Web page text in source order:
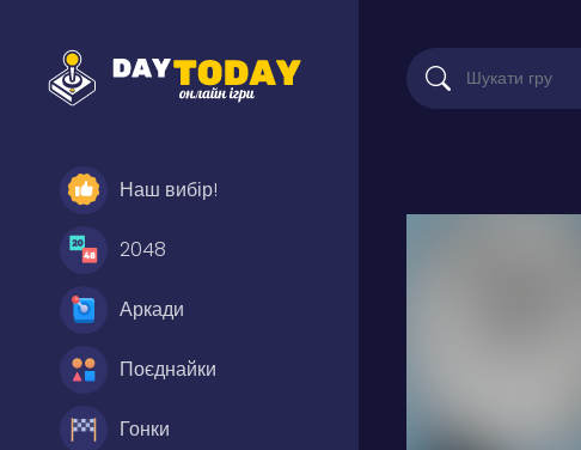
Наш вибір!
2048
Аркади
Поєднайки
Гонки